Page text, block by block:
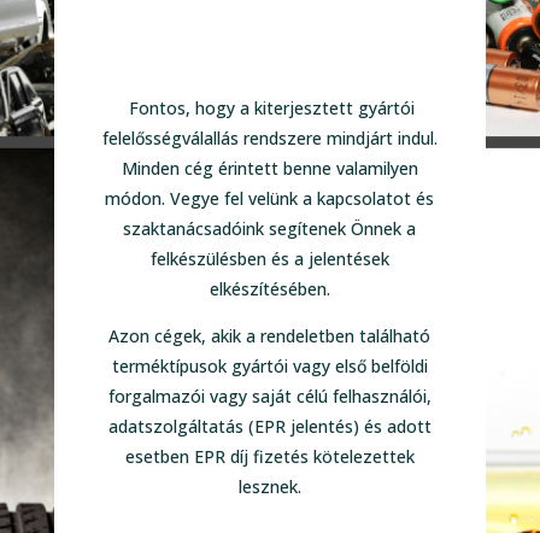
Fontos, hogy a kiterjesztett gyártói
felelősségválallás rendszere mindjárt indul.
Minden cég érintett benne valamilyen
módon. Vegye fel velünk a kapcsolatot és
szaktanácsadóink segítenek Önnek a
felkészülésben és a jelentések
elkészítésében.
Azon cégek, akik a rendeletben található
terméktípusok gyártói vagy első belföldi
forgalmazói vagy saját célú felhasználói,
adatszolgáltatás (EPR jelentés) és adott
esetben EPR díj fizetés kötelezettek
lesznek.